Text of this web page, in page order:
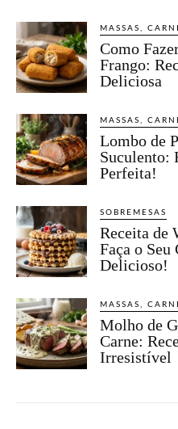
MASSAS,
Como
Frango:
Deliciosa
MASSAS,
Lombo de
Suculento:
Perfeita!
SOBREMESAS
Receita de
Faça o Seu
Delicioso!
MASSAS,
Molho de
Carne:
Irresistível